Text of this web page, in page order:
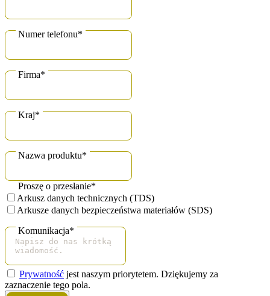
Numer telefonu*
Firma*
Kraj*
Nazwa produktu*
Proszę o przesłanie*
Arkusz danych technicznych (TDS)
Arkusze danych bezpieczeństwa materiałów (SDS)
Komunikacja*
Prywatność jest naszym priorytetem. Dziękujemy za
zaznaczenie tego pola.